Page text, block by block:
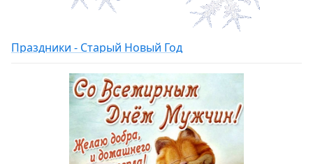
Праздники - Старый Новый Год